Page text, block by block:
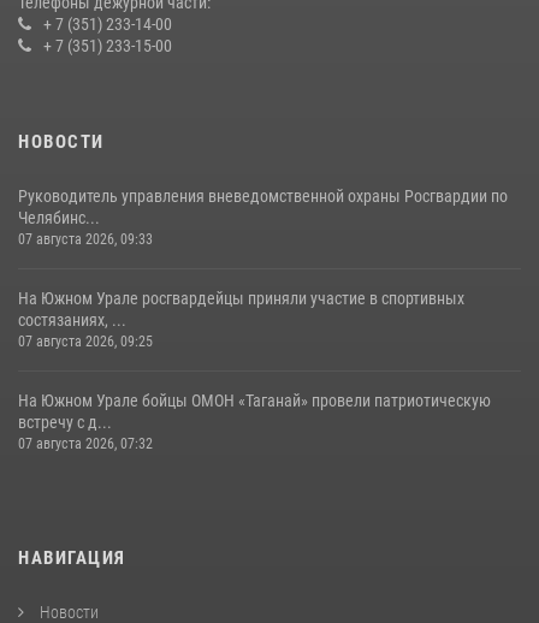
+ 7 (351) 233-14-00
+ 7 (351) 233-15-00
НОВОСТИ
Руководитель управления вневедомственной охраны Росгвардии по
Челябинс...
07 августа 2026, 09:33
На Южном Урале росгвардейцы приняли участие в спортивных
состязаниях, ...
07 августа 2026, 09:25
На Южном Урале бойцы ОМОН «Таганай» провели патриотическую
встречу с д...
07 августа 2026, 07:32
НАВИГАЦИЯ
Новости